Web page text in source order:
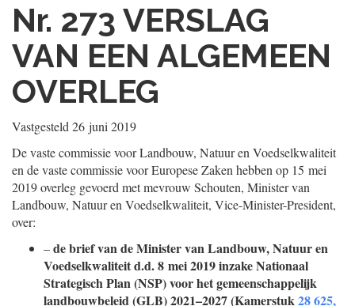
Nr. 273 VERSLAG
VAN EEN ALGEMEEN
OVERLEG
Vastgesteld 26 juni 2019
De vaste commissie voor Landbouw, Natuur en Voedselkwaliteit
en de vaste commissie voor Europese Zaken hebben op 15 mei
2019 overleg gevoerd met mevrouw Schouten, Minister van
Landbouw, Natuur en Voedselkwaliteit, Vice-Minister-President,
over:
–de brief van de Minister van Landbouw, Natuur en
Voedselkwaliteit d.d. 8 mei 2019 inzake Nationaal
Strategisch Plan (NSP) voor het gemeenschappelijk
landbouwbeleid (GLB) 2021–2027 (Kamerstuk28 625,